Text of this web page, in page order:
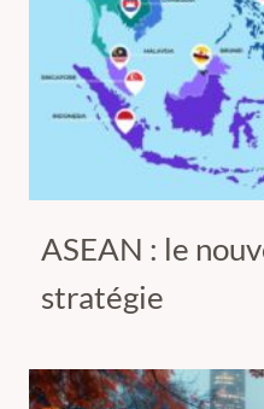
ASEAN : le
stratégie